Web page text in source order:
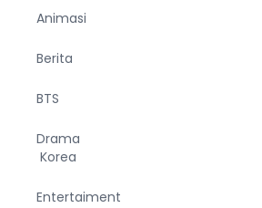
Animasi
Berita
BTS
Drama
Korea
Entertaiment